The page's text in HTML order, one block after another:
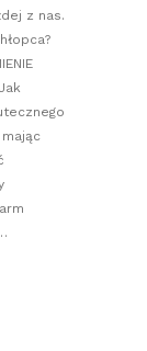
z nas.
Jak